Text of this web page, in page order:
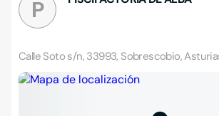
P
Calle Soto s/n, 33993, Sobrescobio,